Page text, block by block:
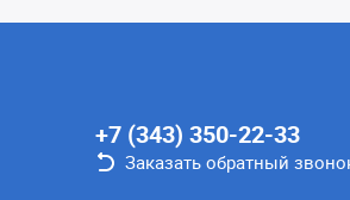
+7 (343) 350-22-33
Заказать обратный